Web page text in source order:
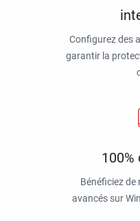
Configurez des
garantir la
Bénéficiez de
avancés sur